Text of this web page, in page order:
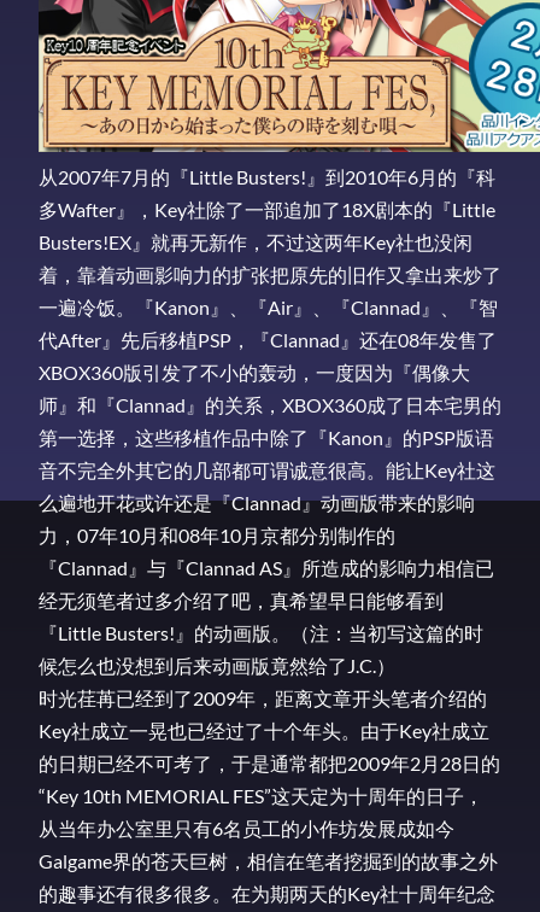
从2007年7月的『Little Busters!』到2010年6月的『科
多Wafter』，Key社除了一部追加了18X剧本的『Little
Busters!EX』就再无新作，不过这两年Key社也没闲
着，靠着动画影响力的扩张把原先的旧作又拿出来炒了
一遍冷饭。『Kanon』、『Air』、『Clannad』、『智
代After』先后移植PSP，『Clannad』还在08年发售了
XBOX360版引发了不小的轰动，一度因为『偶像大
师』和『Clannad』的关系，XBOX360成了日本宅男的
第一选择，这些移植作品中除了『Kanon』的PSP版语
音不完全外其它的几部都可谓诚意很高。能让Key社这
么遍地开花或许还是『Clannad』动画版带来的影响
力，07年10月和08年10月京都分别制作的
『Clannad』与『Clannad AS』所造成的影响力相信已
经无须笔者过多介绍了吧，真希望早日能够看到
『Little Busters!』的动画版。（注：当初写这篇的时
候怎么也没想到后来动画版竟然给了J.C.）
时光荏苒已经到了2009年，距离文章开头笔者介绍的
Key社成立一晃也已经过了十个年头。由于Key社成立
的日期已经不可考了，于是通常都把2009年2月28日的
“Key 10th MEMORIAL FES”这天定为十周年的日子，
从当年办公室里只有6名员工的小作坊发展成如今
Galgame界的苍天巨树，相信在笔者挖掘到的故事之外
的趣事还有很多很多。在为期两天的Key社十周年纪念